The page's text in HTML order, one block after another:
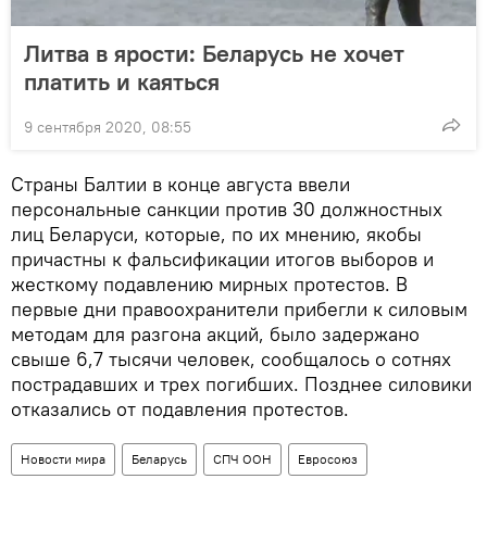
Литва в ярости: Беларусь не хочет
платить и каяться
9 сентября 2020, 08:55
Страны Балтии в конце августа ввели
персональные санкции против 30 должностных
лиц Беларуси, которые, по их мнению, якобы
причастны к фальсификации итогов выборов и
жесткому подавлению мирных протестов. В
первые дни правоохранители прибегли к силовым
методам для разгона акций, было задержано
свыше 6,7 тысячи человек, сообщалось о сотнях
пострадавших и трех погибших. Позднее силовики
отказались от подавления протестов.
Новости мира Беларусь СПЧ ООН Евросоюз